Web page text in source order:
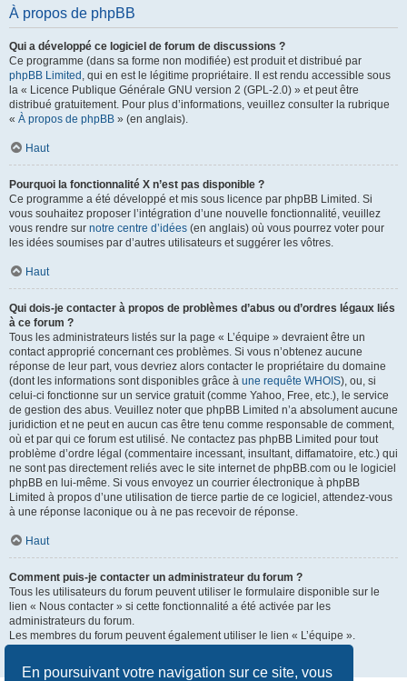
En poursuivant votre navigation sur ce site, vous
À propos de phpBB
Qui a développé ce logiciel de forum de discussions ?
Ce programme (dans sa forme non modifiée) est produit et distribué par
phpBB Limited , qui en est le légitime propriétaire. Il est rendu accessible sous
la « Licence Publique Générale GNU version 2 (GPL-2.0) » et peut être
distribué gratuitement. Pour plus d’informations, veuillez consulter la rubrique
« À propos de phpBB » (en anglais).
Haut
Pourquoi la fonctionnalité X n’est pas disponible ?
Ce programme a été développé et mis sous licence par phpBB Limited. Si
vous souhaitez proposer l’intégration d’une nouvelle fonctionnalité, veuillez
vous rendre sur notre centre d’idées (en anglais) où vous pourrez voter pour
les idées soumises par d’autres utilisateurs et suggérer les vôtres.
Haut
Qui dois-je contacter à propos de problèmes d’abus ou d’ordres légaux liés
à ce forum ?
Tous les administrateurs listés sur la page « L’équipe » devraient être un
contact approprié concernant ces problèmes. Si vous n’obtenez aucune
réponse de leur part, vous devriez alors contacter le propriétaire du domaine
(dont les informations sont disponibles grâce à une requête WHOIS), ou, si
celui-ci fonctionne sur un service gratuit (comme Yahoo, Free, etc.), le service
de gestion des abus. Veuillez noter que phpBB Limited n’a absolument aucune
juridiction et ne peut en aucun cas être tenu comme responsable de comment,
où et par qui ce forum est utilisé. Ne contactez pas phpBB Limited pour tout
problème d’ordre légal (commentaire incessant, insultant, diffamatoire, etc.) qui
ne sont pas directement reliés avec le site internet de phpBB.com ou le logiciel
phpBB en lui-même. Si vous envoyez un courrier électronique à phpBB
Limited à propos d’une utilisation de tierce partie de ce logiciel, attendez-vous
à une réponse laconique ou à ne pas recevoir de réponse.
Haut
Comment puis-je contacter un administrateur du forum ?
Tous les utilisateurs du forum peuvent utiliser le formulaire disponible sur le
lien « Nous contacter » si cette fonctionnalité a été activée par les
administrateurs du forum.
Les membres du forum peuvent également utiliser le lien « L’équipe ».
Haut